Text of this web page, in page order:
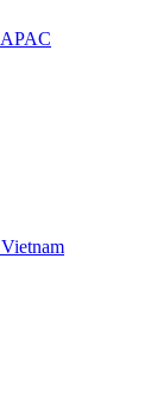
APAC
Vietnam